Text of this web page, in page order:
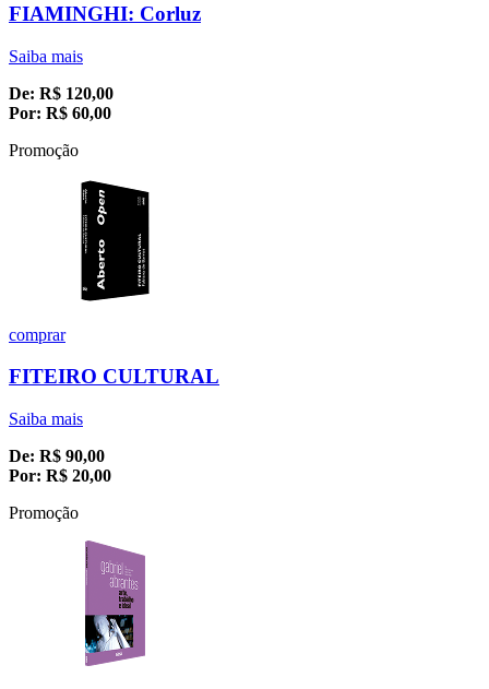
FIAMINGHI: Corluz
Saiba mais
De: R$ 120,00
Por: R$ 60,00
Promoção
comprar
FITEIRO CULTURAL
Saiba mais
De: R$ 90,00
Por: R$ 20,00
Promoção